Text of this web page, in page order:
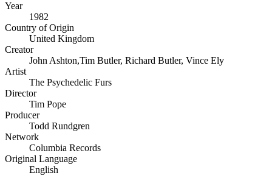
Year
1982
Country of Origin
United Kingdom
Creator
John Ashton,Tim Butler, Richard Butler, Vince Ely
Artist
The Psychedelic Furs
Director
Tim Pope
Producer
Todd Rundgren
Network
Columbia Records
Original Language
English